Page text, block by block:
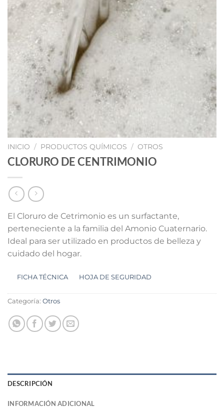
INICIO / PRODUCTOS QUÍMICOS / OTROS
CLORURO DE CENTRIMONIO
El Cloruro de Cetrimonio es un surfactante,
perteneciente a la familia del Amonio Cuaternario.
Ideal para ser utilizado en productos de belleza y
cuidado del hogar.
FICHA TÉCNICA HOJA DE SEGURIDAD
Categoría: Otros
DESCRIPCIÓN
INFORMACIÓN ADICIONAL